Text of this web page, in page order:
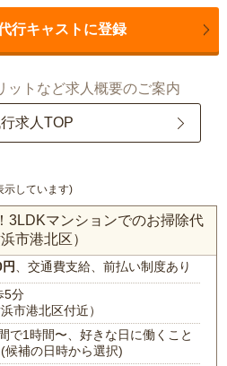
行キャストに登録
ットなど求人概要のご案内
求人TOP
示しています)
3LDKマンションでのお掃除代
市港北区）
、交通費支給、前払い制度あり
5分
市港北区付近）
で1時間〜、好きな日に働くこと
候補の日時から選択)